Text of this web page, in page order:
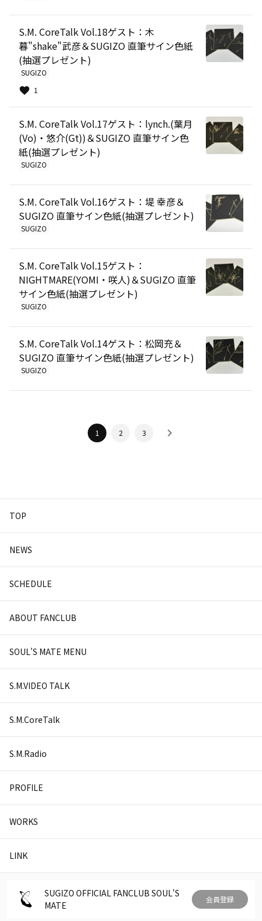
S.M. CoreTalk Vol.18ゲスト：木
暮"shake"武彦＆SUGIZO 直筆サイン色紙
(抽選プレゼント)
SUGIZO
1
S.M. CoreTalk Vol.17ゲスト：lynch.(葉月
(Vo)・悠介(Gt))＆SUGIZO 直筆サイン色
紙(抽選プレゼント)
SUGIZO
S.M. CoreTalk Vol.16ゲスト：堤 幸彦＆
SUGIZO 直筆サイン色紙(抽選プレゼント)
SUGIZO
S.M. CoreTalk Vol.15ゲスト：
NIGHTMARE(YOMI・咲人)＆SUGIZO 直筆
サイン色紙(抽選プレゼント)
SUGIZO
S.M. CoreTalk Vol.14ゲスト：松岡充＆
SUGIZO 直筆サイン色紙(抽選プレゼント)
SUGIZO
1 2 3
TOP
NEWS
SCHEDULE
ABOUT FANCLUB
SOUL'S MATE MENU
S.M.VIDEO TALK
S.M.CoreTalk
S.M.Radio
PROFILE
WORKS
LINK
SUGIZO OFFICIAL FANCLUB SOUL'S
MATE
会員登録